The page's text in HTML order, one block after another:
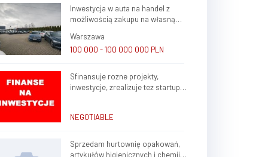
Inwestycja w auta na handel z
możliwością zakupu na własną
zysku
Warszawa
100 000 - 100 000 000 PLN
Sfinansuje rozne projekty,
inwestycje, zrealizuje tez startup
NEGOTIABLE
Sprzedam hurtownię opakowań,
artykułów higienicznych i chemii